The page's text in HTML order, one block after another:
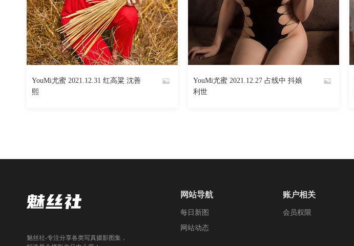
1364 阅读 0 回复
By
YouMi尤蜜 2021.12.31 红高粱 沈善
熙
阅读
By
YouMi尤蜜 2021.12.27 占线中 抖娘
利世
魅丝社-专注分享各类写真摄影图集，
网站导航
每日新图
网站动态
账户相关
会员权限